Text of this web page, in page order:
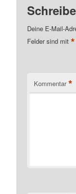
Deine E-Mail-
Felder sind mit*
Kommentar *